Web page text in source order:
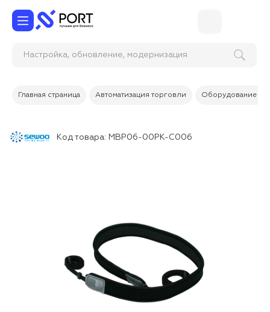
Настройка, обновление, модернизация и
Главная страница Автоматизация торговли Оборудование
Код товара: MBP06-00PK-C006